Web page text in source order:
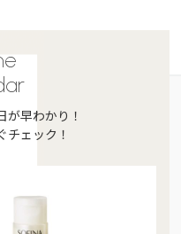
が早わかり！
チェック！